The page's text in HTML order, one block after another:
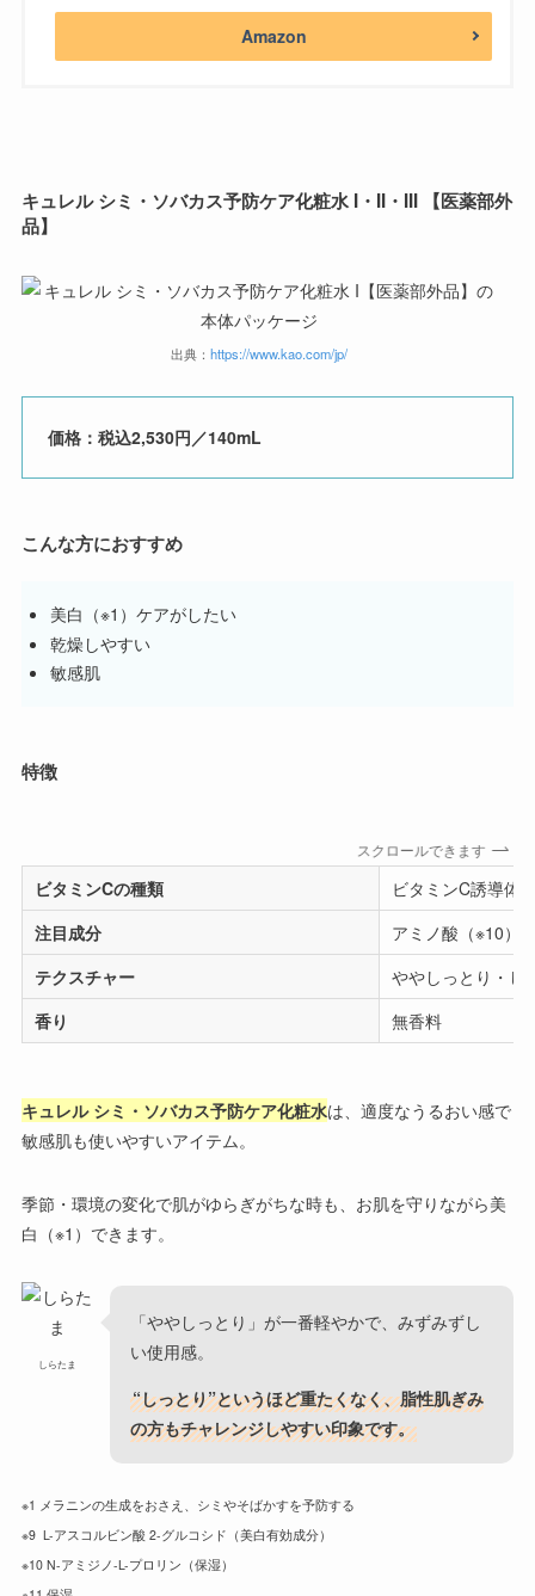
Amazon
キュレル シミ・ソバカス予防ケア化粧水I・ II・ III 【医薬部外
品】
出典： https://www.kao.com/jp/
価格：税込2,530円／140mL
こんな方におすすめ
美白（※1）ケアがしたい
乾燥しやすい
敏感肌
特徴
スクロールできます
ビタミンCの種類
ビタミンC誘導体
注目成分
アミノ酸（※10）
テクスチャー
ややしっとり・し
香り
無香料
キュレル シミ・ソバカス予防ケア化粧水は、適度なうるおい感で
敏感肌も使いやすいアイテム。
季節・環境の変化で肌がゆらぎがちな時も、お肌を守りながら美
白（※1）できます。
しらたま
「ややしっとり」が一番軽やかで、みずみずし
い使用感。
“しっとり”というほど重たくなく、脂性肌ぎみ
の方もチャレンジしやすい印象です。
※1 メラニンの生成をおさえ、シミやそばかすを予防する
※9 L-アスコルビン酸 2-グルコシド（美白有効成分）
※10 N-アミジノ-L-プロリン（保湿）